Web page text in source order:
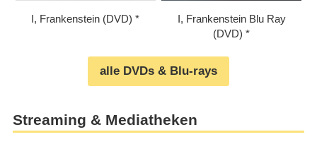
I, Frankenstein (DVD)
I, Frankenstein Blu Ray
(DVD)
alle DVDs & Blu-rays
Streaming & Mediatheken